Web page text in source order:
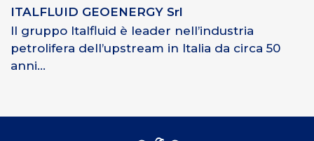
ITALFLUID GEOENERGY Srl
Il gruppo Italfluid è leader nell’industria
petrolifera dell’upstream in Italia da circa 50
anni...